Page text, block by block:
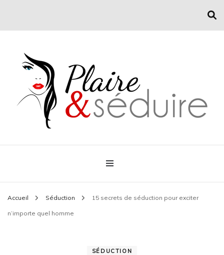
Plaire & Séduire
Conseil mode et séduction
Accueil Séduction 15 secrets de séduction pour exciter
n’importe quel homme
SÉDUCTION